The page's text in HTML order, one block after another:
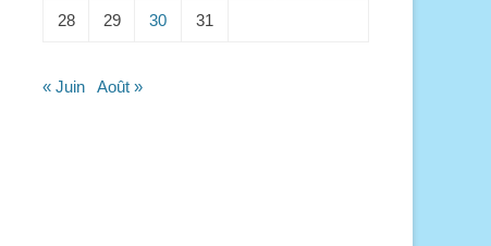
28 29 30 31
« Juin Août »